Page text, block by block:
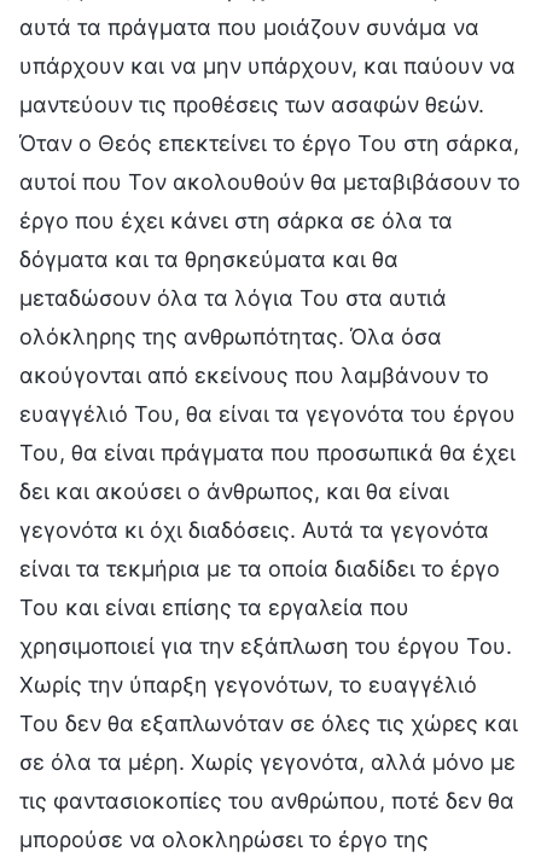
αυτά τα πράγματα που μοιάζουν συνάμα να
υπάρχουν και να μην υπάρχουν, και παύουν να
μαντεύουν τις προθέσεις των ασαφών θεών.
Όταν ο Θεός επεκτείνει το έργο Του στη σάρκα,
αυτοί που Τον ακολουθούν θα μεταβιβάσουν το
έργο που έχει κάνει στη σάρκα σε όλα τα
δόγματα και τα θρησκεύματα και θα
μεταδώσουν όλα τα λόγια Του στα αυτιά
ολόκληρης της ανθρωπότητας. Όλα όσα
ακούγονται από εκείνους που λαμβάνουν το
ευαγγέλιό Του, θα είναι τα γεγονότα του έργου
Του, θα είναι πράγματα που προσωπικά θα έχει
δει και ακούσει ο άνθρωπος, και θα είναι
γεγονότα κι όχι διαδόσεις. Αυτά τα γεγονότα
είναι τα τεκμήρια με τα οποία διαδίδει το έργο
Του και είναι επίσης τα εργαλεία που
χρησιμοποιεί για την εξάπλωση του έργου Του.
Χωρίς την ύπαρξη γεγονότων, το ευαγγέλιό
Του δεν θα εξαπλωνόταν σε όλες τις χώρες και
σε όλα τα μέρη. Χωρίς γεγονότα, αλλά μόνο με
τις φαντασιοκοπίες του ανθρώπου, ποτέ δεν θα
μπορούσε να ολοκληρώσει το έργο της